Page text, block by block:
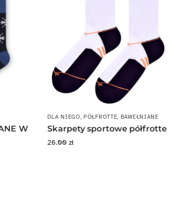
W
DLA NIEGO,PÓŁFROTTE, BAWEŁNIANE
Skarpety sportowe półfrotte
26.00 zł